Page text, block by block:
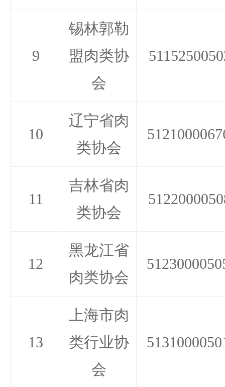
9
锡林郭勒
盟肉类协
会
10
辽宁省肉
类协会
11
吉林省肉
类协会
12
黑龙江省
肉类协会
13
上海市肉
类行业协
会